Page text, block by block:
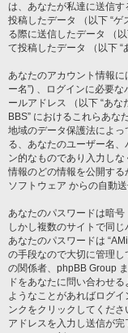
は、あなたが私達に送信
投稿したデータ （以下 “ゲ
る際に送信したデータ （
て投稿したデータ （以下 “
あなたのアカウント情報
ー名”) 、ログインに必要
ールアドレス （以下 “あ
BBS” におけるこれらあな
地域のデータ保護法によ
る、あなたのユーザー名
ン的なものであり入力し
情報のどの情報を公開す
ソフトウェア からの自動
あなたのパスワードは暗号
しかし複数のサイトで同
あなたのパスワードは
の手段なので大切に管理し
の関係者、phpBB Group
ドをあなたに問い合わせ
ようなことがあればログイ
ンクをクリックしてくだ
アドレスを入力し送信が